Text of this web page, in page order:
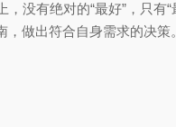
，没有绝对的“最好”，只
做出符合自身需求的决策。